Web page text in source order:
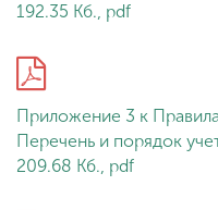
192.35 Кб., pdf
Приложение 3 к
Перечень и порядок
209.68 Кб., pdf